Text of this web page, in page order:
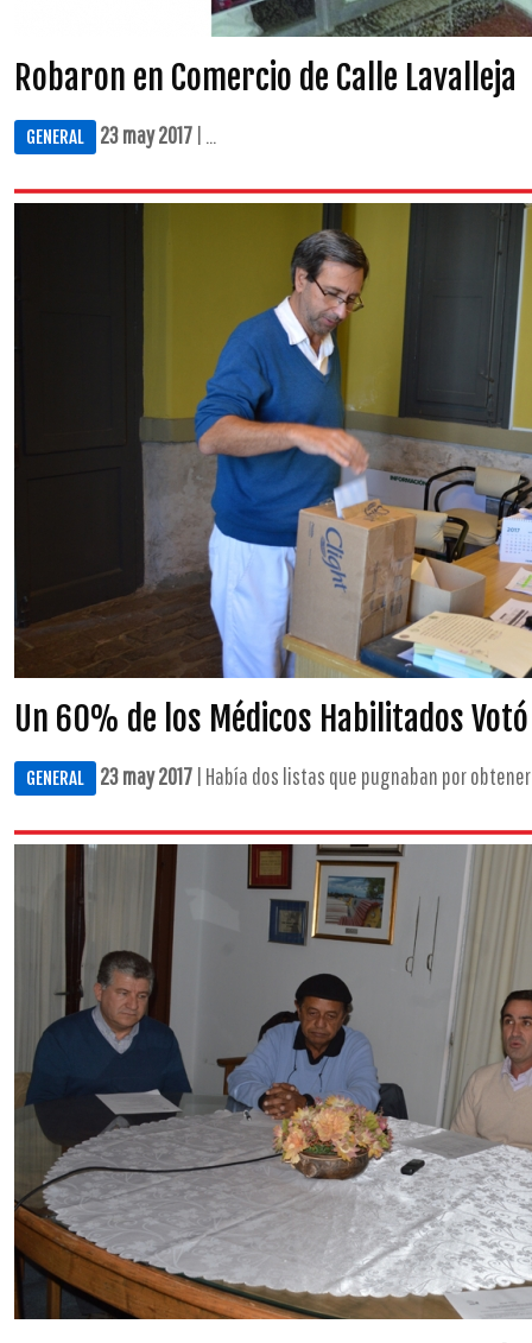
Robaron en Comercio de Calle Lavalleja
GENERAL 23 may 2017 | ...
Un 60% de los Médicos Habilitados
GENERAL 23 may 2017 | Había dos listas que pugnaban por